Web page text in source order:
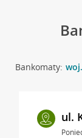
Bankomaty:
ul.